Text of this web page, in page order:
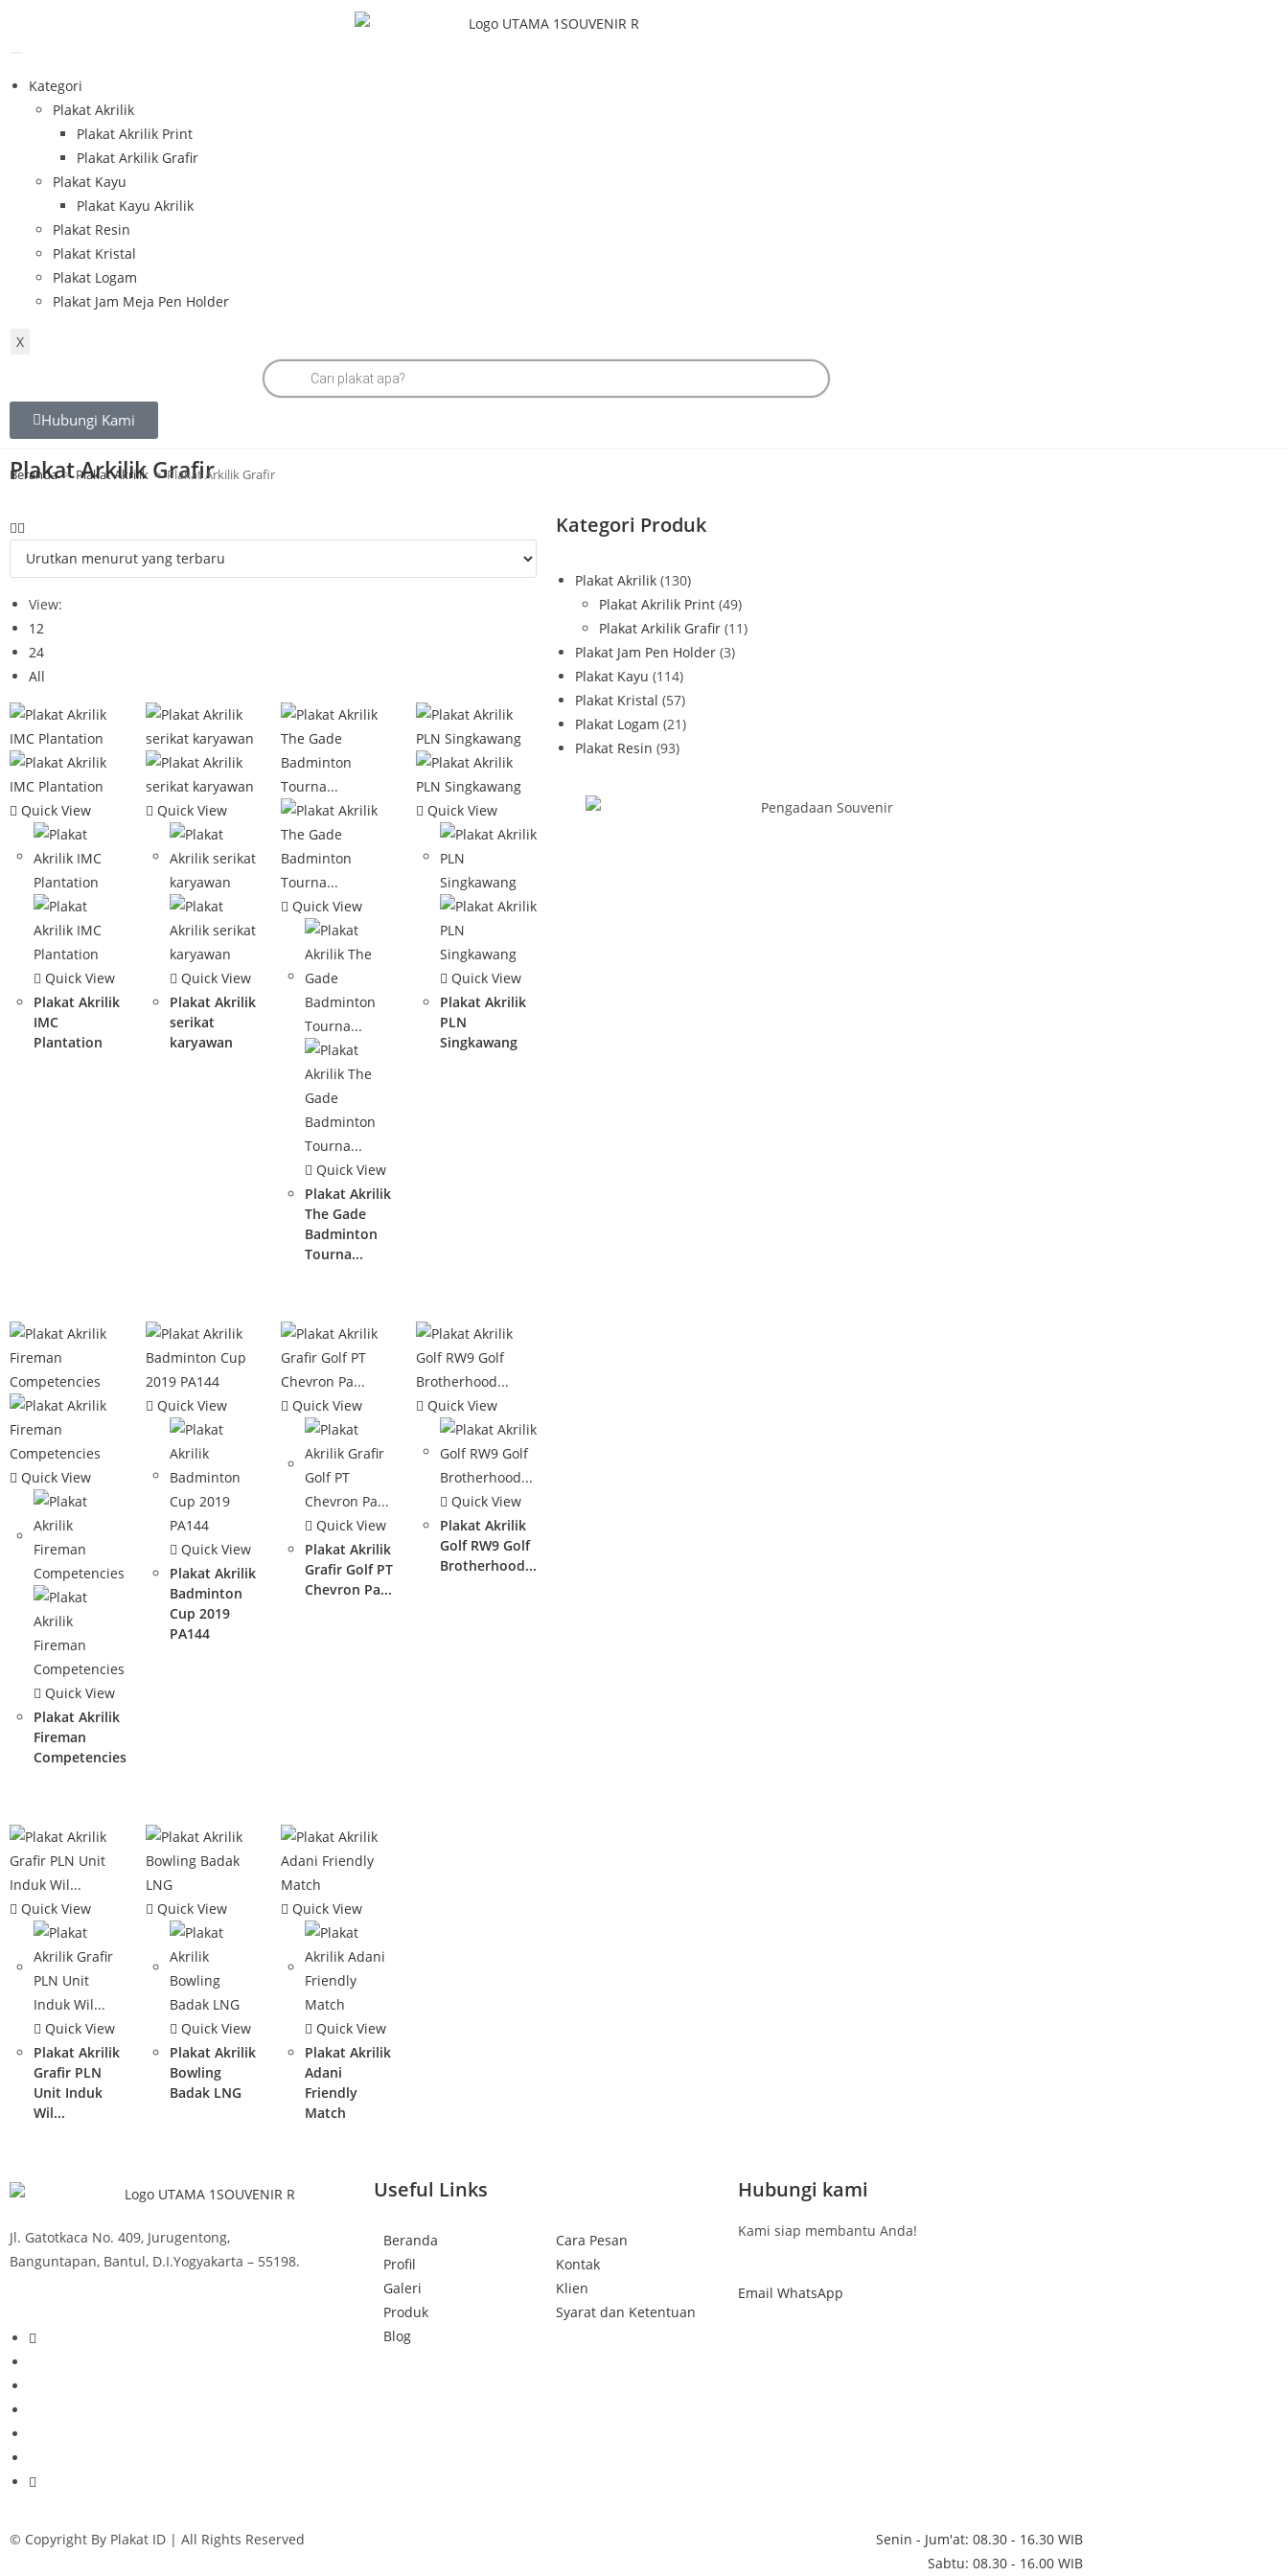
Kategori
Plakat Akrilik
Plakat Akrilik Print
Plakat Arkilik Grafir
Plakat Kayu
Plakat Kayu Akrilik
Plakat Resin
Plakat Kristal
Plakat Logam
Plakat Jam Meja Pen Holder
X
Hubungi Kami
Plakat Arkilik Grafir
Beranda > Plakat Akrilik > Plakat Arkilik Grafir
View:
12
24
All
Quick View
Quick View
Plakat Akrilik
IMC
Plantation
Quick View
Quick View
Plakat Akrilik
serikat
karyawan
Quick View
Quick View
Plakat Akrilik
The Gade
Badminton
Tourna...
Quick View
Quick View
Plakat Akrilik
PLN
Singkawang
Quick View
Quick View
Plakat Akrilik
Fireman
Competencies
Quick View
Quick View
Plakat Akrilik
Badminton
Cup 2019
PA144
Quick View
Quick View
Plakat Akrilik
Grafir Golf PT
Chevron Pa...
Quick View
Quick View
Plakat Akrilik
Golf RW9 Golf
Brotherhood...
Quick View
Quick View
Plakat Akrilik
Grafir PLN
Unit Induk
Wil...
Quick View
Quick View
Plakat Akrilik
Bowling
Badak LNG
Quick View
Quick View
Plakat Akrilik
Adani
Friendly
Match
Kategori Produk
Plakat Akrilik (130)
Plakat Akrilik Print (49)
Plakat Arkilik Grafir (11)
Plakat Jam Pen Holder (3)
Plakat Kayu (114)
Plakat Kristal (57)
Plakat Logam (21)
Plakat Resin (93)
Jl. Gatotkaca No. 409, Jurugentong,
Banguntapan, Bantul, D.I.Yogyakarta – 55198.
Useful Links
Beranda
Profil
Galeri
Produk
Blog
Cara Pesan
Kontak
Klien
Syarat dan Ketentuan
Hubungi kami
Kami siap membantu Anda!
Email WhatsApp
© Copyright By Plakat ID | All Rights Reserved
Senin - Jum'at: 08.30 - 16.30 WIB
Sabtu: 08.30 - 16.00 WIB